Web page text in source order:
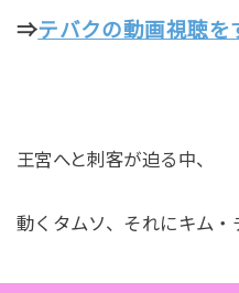
⇒テバクの動画視聴を
王宮へと刺客が迫る中、
動くタムソ、それにキム・